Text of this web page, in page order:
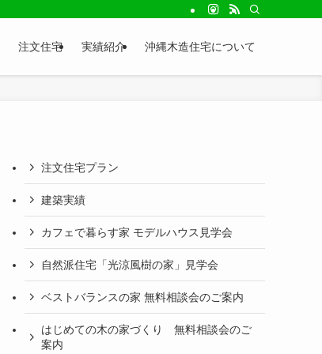
注文住宅 実績紹介 沖縄木造住宅について
注文住宅プラン
建築実績
カフェで暮らす家 モデルハウス見学会
自然派住宅「光涼風樹の家」見学会
ベストバランスの家 無料相談会のご案内
はじめての木の家づくり 無料相談会のご
案内